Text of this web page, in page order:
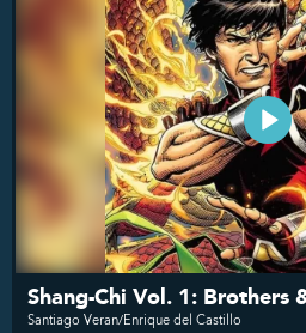
Shang-Chi Vol. 1: Brothers
Santiago Veran/Enrique del Castillo